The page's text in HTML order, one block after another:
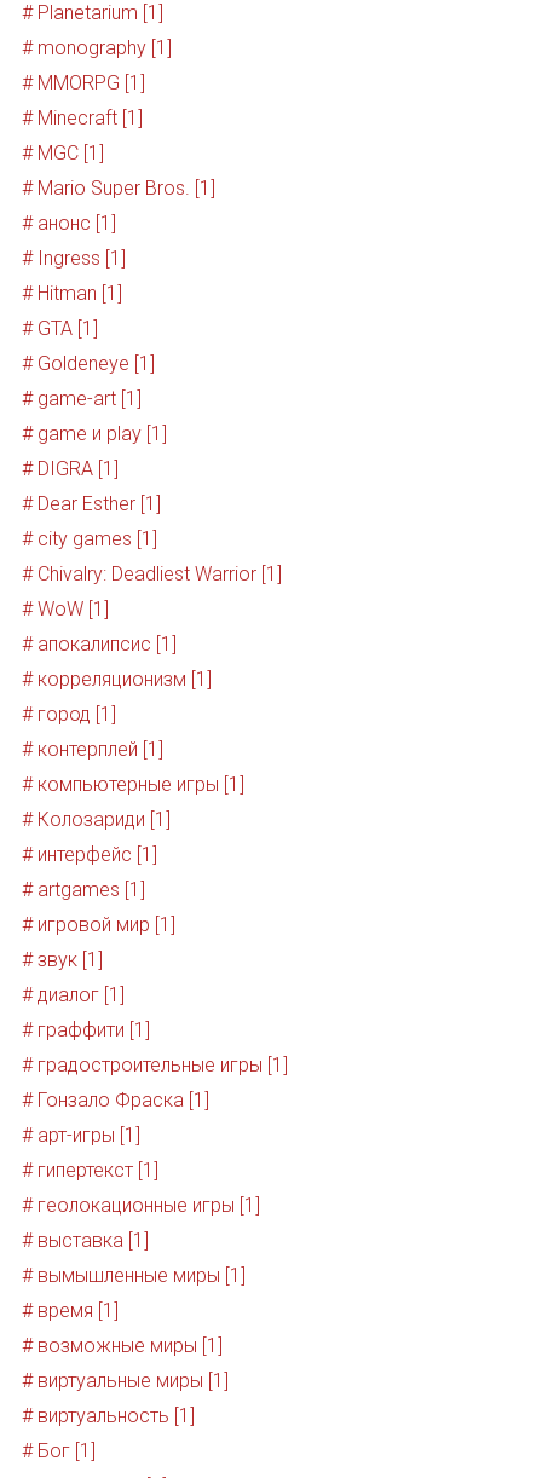
# Planetarium [1]
# monography [1]
# MMORPG [1]
# Minecraft [1]
# MGC [1]
# Mario Super Bros. [1]
# анонс [1]
# Ingress [1]
# Hitman [1]
# GTA [1]
# Goldeneye [1]
# game-art [1]
# game и play [1]
# DIGRA [1]
# Dear Esther [1]
# city games [1]
# Chivalry: Deadliest Warrior [1]
# WoW [1]
# апокалипсис [1]
# корреляционизм [1]
# город [1]
# контерплей [1]
# компьютерные игры [1]
# Колозариди [1]
# интерфейс [1]
# artgames [1]
# игровой мир [1]
# звук [1]
# диалог [1]
# граффити [1]
# градостроительные игры [1]
# Гонзало Фраска [1]
# арт-игры [1]
# гипертекст [1]
# геолокационные игры [1]
# выставка [1]
# вымышленные миры [1]
# время [1]
# возможные миры [1]
# виртуальные миры [1]
# виртуальность [1]
# Бог [1]